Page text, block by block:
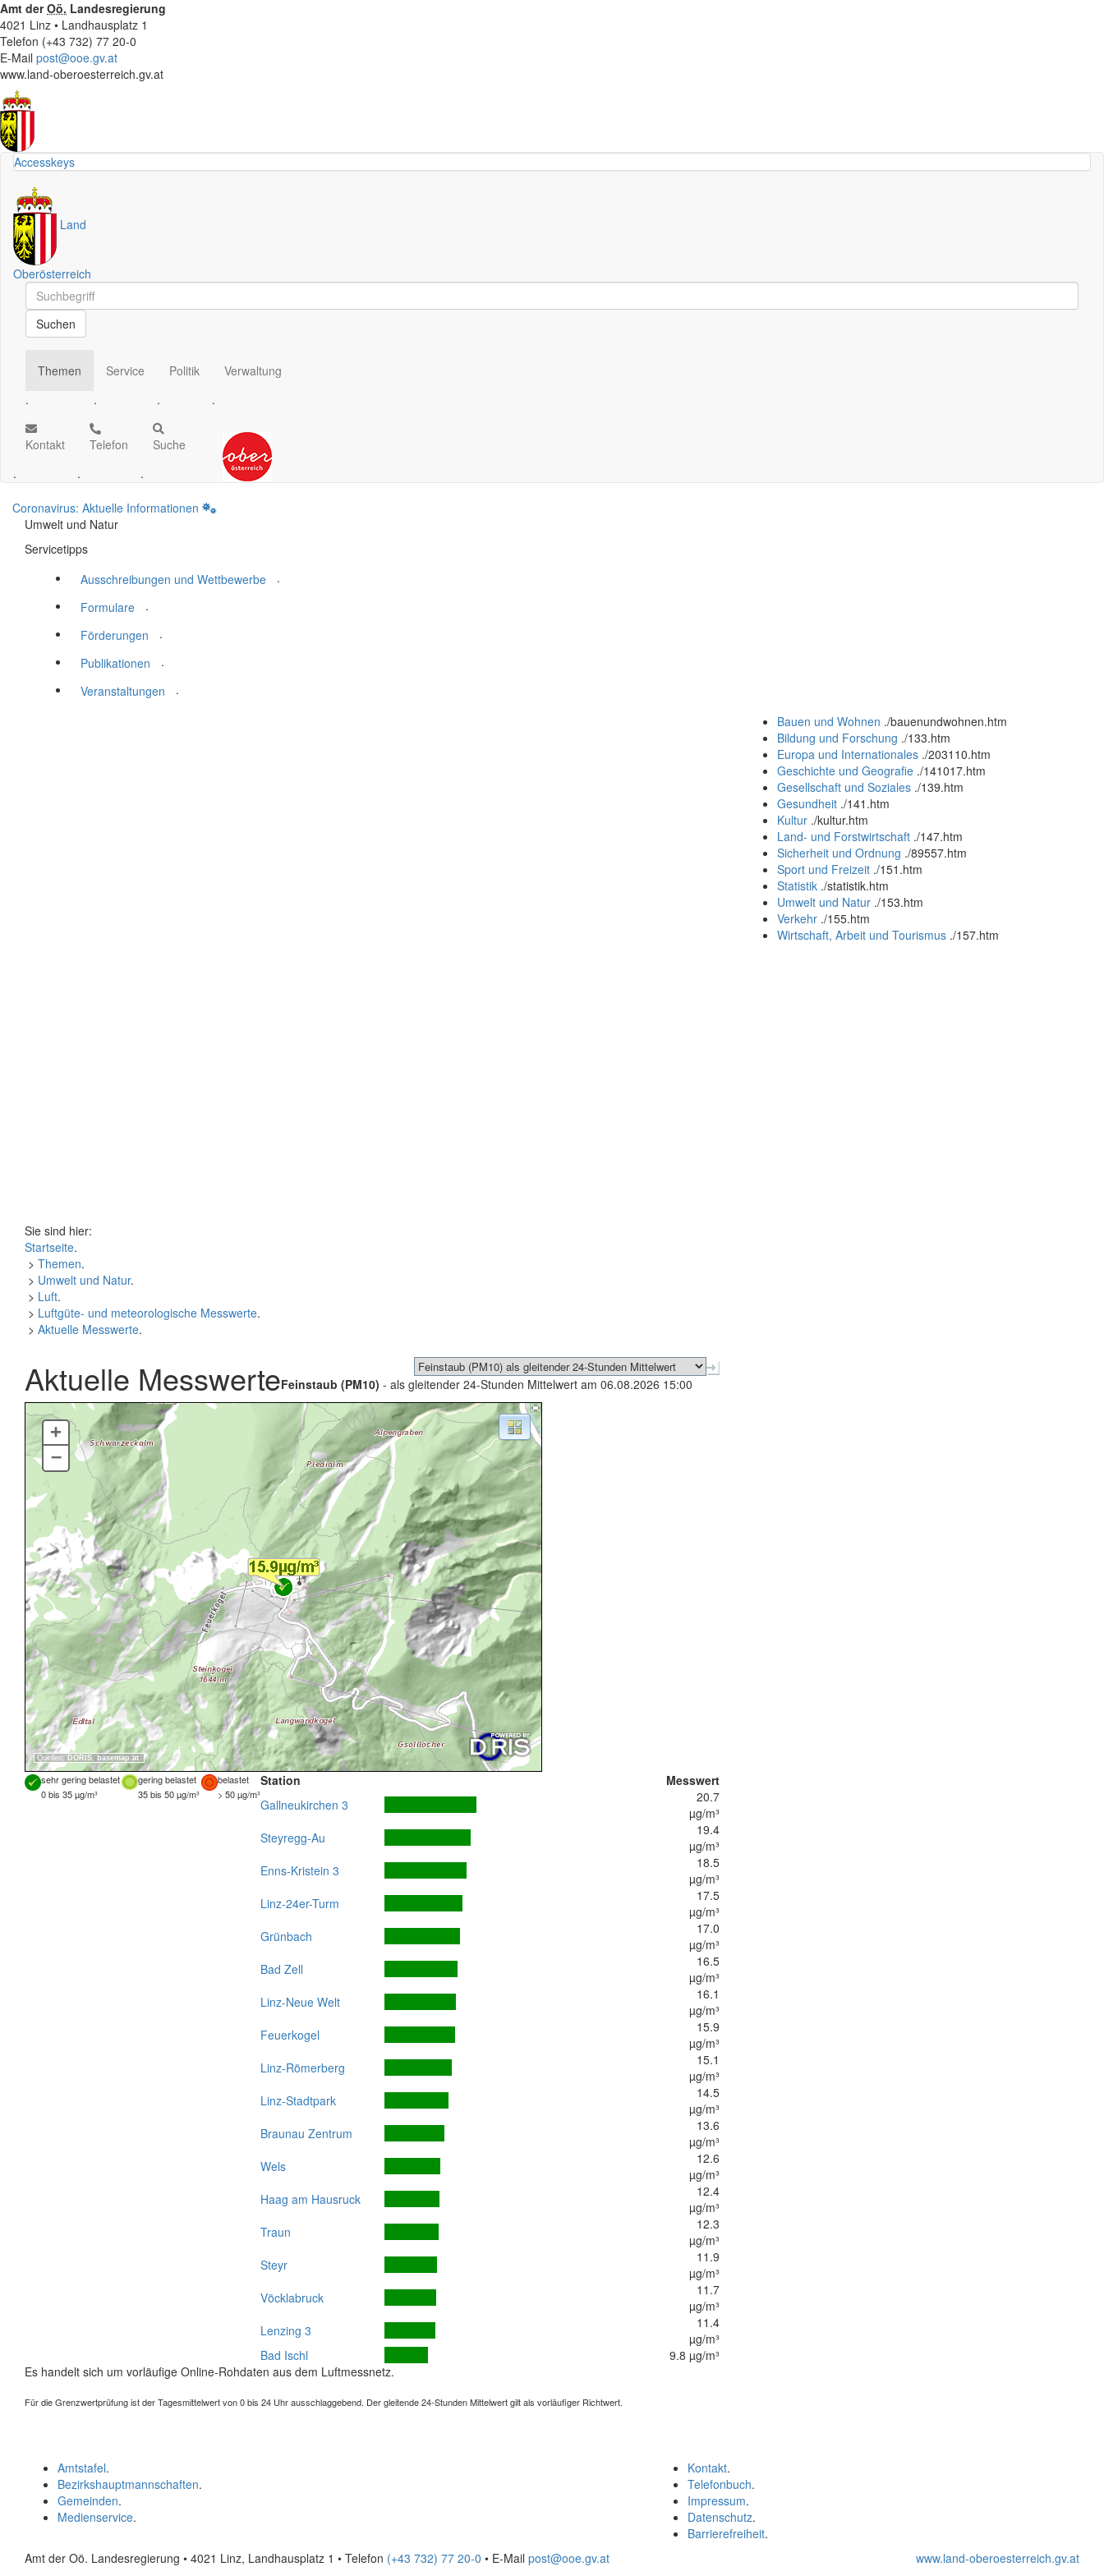
Amt derOö. Landesregierung
4021 Linz • Landhausplatz 1
Telefon (+43 732) 77 20-0
E-Mail post@ooe.gv.at
www.land-oberoesterreich.gv.at
Accesskeys
Land
Oberösterreich
Schnellsuche
Schnellsuche
Suchen
Themen
.
Service
.
Politik
.
Verwaltung
.
Kontakt
.
Telefon
.
Suche
.
Coronavirus: Aktuelle Informationen
Umwelt und Natur
Servicetipps
Ausschreibungen und Wettbewerbe
.
Formulare
.
Förderungen
.
Publikationen
.
Veranstaltungen
.
Bauen und Wohnen ./bauenundwohnen.htm
Bildung und Forschung ./133.htm
Europa und Internationales ./203110.htm
Geschichte und Geografie ./141017.htm
Gesellschaft und Soziales ./139.htm
Gesundheit ./141.htm
Kultur ./kultur.htm
Land- und Forstwirtschaft ./147.htm
Sicherheit und Ordnung ./89557.htm
Sport und Freizeit ./151.htm
Statistik ./statistik.htm
Umwelt und Natur ./153.htm
Verkehr ./155.htm
Wirtschaft, Arbeit und Tourismus ./157.htm
Sie sind hier:
Startseite.
> Themen.
> Umwelt und Natur.
> Luft.
> Luftgüte- und meteorologische Messwerte.
> Aktuelle Messwerte.
Aktuelle MesswerteFeinstaub (PM10) - als gleitender 24-Stunden Mittelwert am 06.08.2026 15:00
Quellen: DORIS, basemap.at
+
–
sehr gering belastet gering belastet
belastet
0 bis 35 µg/m³
35 bis 50 µg/m³ > 50 µg/m³
Station
Messwert
Gallneukirchen 3
20.7
µg/m³
Steyregg-Au
19.4
µg/m³
Enns-Kristein 3
18.5
µg/m³
Linz-24er-Turm
17.5
µg/m³
Grünbach
17.0
µg/m³
Bad Zell
16.5
µg/m³
Linz-Neue Welt
16.1
µg/m³
Feuerkogel
15.9
µg/m³
Linz-Römerberg
15.1
µg/m³
Linz-Stadtpark
14.5
µg/m³
Braunau Zentrum
13.6
µg/m³
Wels
12.6
µg/m³
Haag am Hausruck
12.4
µg/m³
Traun
12.3
µg/m³
Steyr
11.9
µg/m³
Vöcklabruck
11.7
µg/m³
Lenzing 3
11.4
µg/m³
Bad Ischl
9.8 µg/m³
Es handelt sich um vorläufige Online-Rohdaten aus dem Luftmessnetz.
Für die Grenzwertprüfung ist der Tagesmittelwert von 0 bis 24 Uhr ausschlaggebend. Der gleitende 24-Stunden Mittelwert gilt als vorläufiger Richtwert.
Kontakt.
Telefonbuch.
Impressum.
Datenschutz.
Barrierefreiheit.
Amtstafel.
Bezirkshauptmannschaften.
Gemeinden.
Medienservice.
Amt der Oö. Landesregierung • 4021 Linz, Landhausplatz 1 • Telefon (+43 732) 77 20-0 • E-Mail post@ooe.gv.at www.land-oberoesterreich.gv.at